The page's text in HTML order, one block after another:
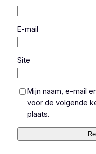
E-mail
Site
Mijn naam, e-mail
voor de volgende
plaats.